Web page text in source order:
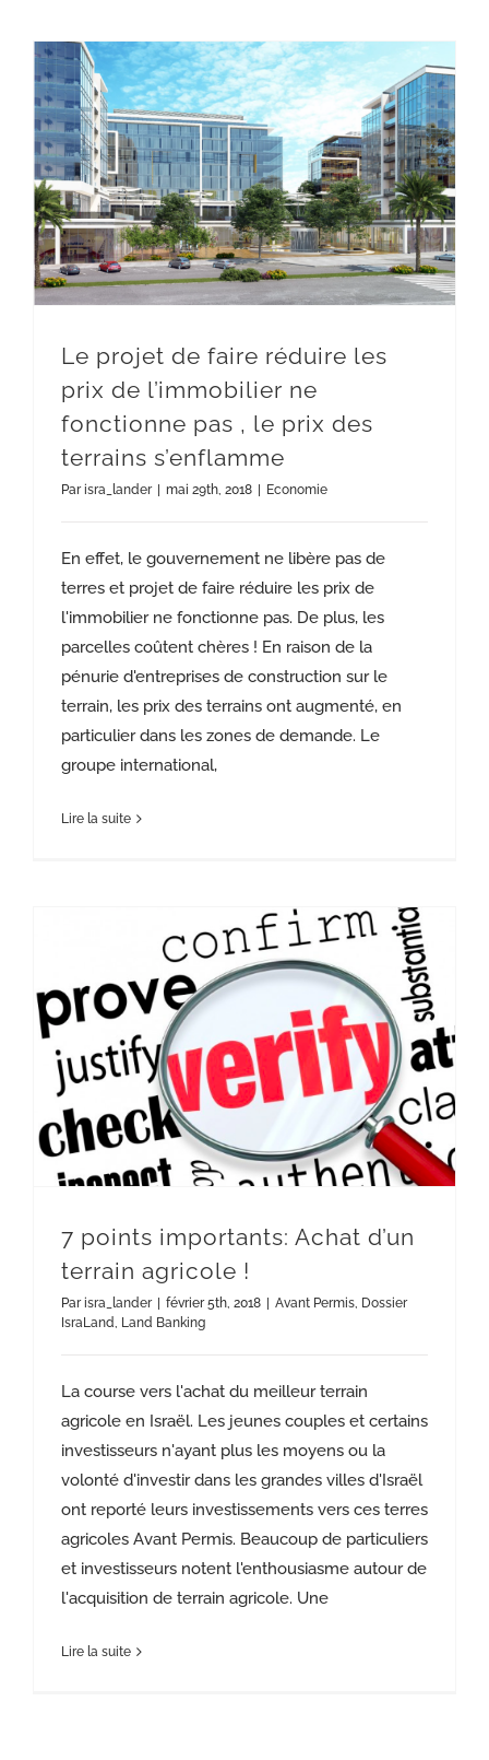
Le projet de faire réduire les
prix de l’immobilier ne
fonctionne pas , le prix des
terrains s’enflamme
Parisra_lander mai 29th, 2018 Economie
En effet, le gouvernement ne libère pas de
terres et projet de faire réduire les prix de
l'immobilier ne fonctionne pas. De plus, les
parcelles coûtent chères ! En raison de la
pénurie d'entreprises de construction sur le
terrain, les prix des terrains ont augmenté, en
particulier dans les zones de demande. Le
groupe international,
Lire la suite
7 points importants: Achat d’un
terrain agricole !
Parisra_lander | février 5th, 2018 | Avant Permis Dossier
IsraLand
Land Banking
La course vers l'achat du meilleur terrain
agricole en Israël. Les jeunes couples et certains
investisseurs n'ayant plus les moyens ou la
volonté d'investir dans les grandes villes d'Israël
ont reporté leurs investissements vers ces terres
agricoles Avant Permis. Beaucoup de particuliers
et investisseurs notent l'enthousiasme autour de
l'acquisition de terrain agricole. Une
Lire la suite